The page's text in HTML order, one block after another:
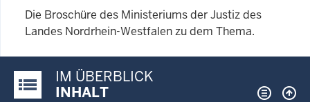
Die Broschüre des Ministeriums der Justiz des
Landes Nordrhein-Westfalen zu dem Thema.
Justiz-Portal im Überblick:
IM ÜBERBLICK
INHALT